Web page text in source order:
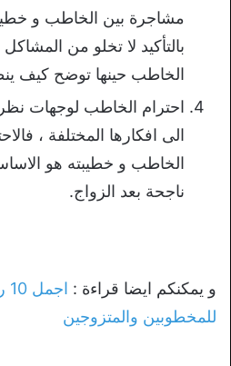
مشاجرة بين الخاطب و
بالتأكيد لا تخلو من
الخاطب حينها توضح كيف
احترام الخاطب لوجهات نظر
الى افكارها المختلفة ،
الخاطب و خطيبته هو
ناجحة بعد الزواج.
و يمكنكم ايضا قراءة :
للمخطوبين والمتزوجين